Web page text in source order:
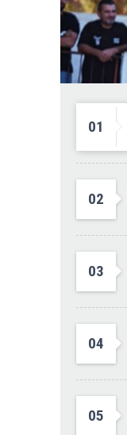
01
02
03
04
05